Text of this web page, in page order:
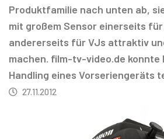
Produktfamilie nach unten ab,
mit großem Sensor einerseits
andererseits für VJs attraktiv
machen. film-tv-video.de konnte
Handling eines Vorseriengeräts
27.11.2012